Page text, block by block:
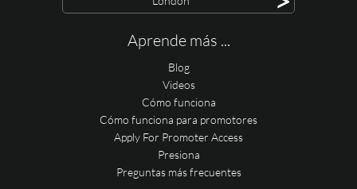
Aprende más ...
Blog
Videos
Cómo funciona
Cómo funciona para promotores
Apply For Promoter Access
Presiona
Preguntas más frecuentes